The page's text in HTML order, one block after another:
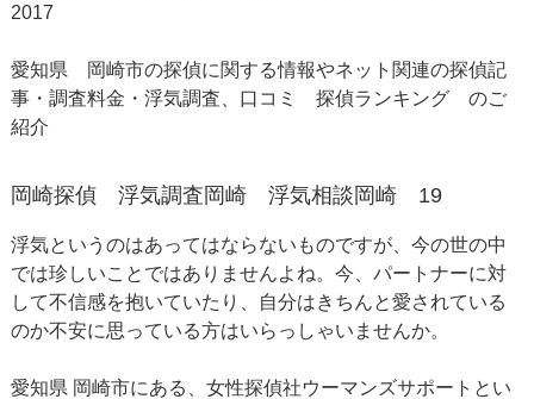
2017
愛知県 岡崎市の探偵に関する情報やネット関連の探偵記
事・調査料金・浮気調査、口コミ 探偵ランキング のご
紹介
岡崎探偵 浮気調査岡崎 浮気相談岡崎 19
浮気というのはあってはならないものですが、今の世の中
では珍しいことではありませんよね。今、パートナーに対
して不信感を抱いていたり、自分はきちんと愛されている
のか不安に思っている方はいらっしゃいませんか。
愛知県 岡崎市にある、女性探偵社ウーマンズサポートとい